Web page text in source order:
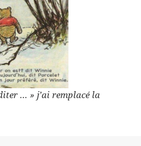
… » j’ai remplacé la